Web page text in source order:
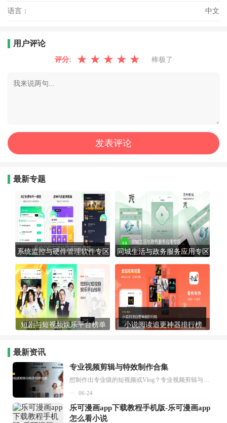
语言： 中文
用户评论
评分: ★ ★ ★ ★ ★ 棒极了
最新专题
系统监控与硬件管理软件专区 同城生活与政务服务应用专区
短剧与短视频娱乐平台榜单 小说阅读追更神器排行榜
最新资讯
专业视频剪辑与特效制作合集
想制作出专业级的短视频或Vlog？专业视频剪辑与特效制作大全专题为你提供了从剪辑、抠像到特效包装的全套解决方案。无论是添加炫酷的片头、进行精准的视频抠图，还是制...
06-24
乐可漫画app下载教程手机版-乐可漫画app
怎么看小说